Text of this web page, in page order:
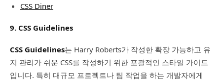
CSS Diner
9. CSS Guidelines
CSS Guidelines는 Harry Roberts가 작성한 확장 가능하고 유
지 관리가 쉬운 CSS를 작성하기 위한 포괄적인 스타일 가이드
입니다. 특히 대규모 프로젝트나 팀 작업을 하는 개발자에게